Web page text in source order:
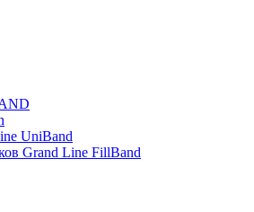
UniBand
Grand Line FillBand